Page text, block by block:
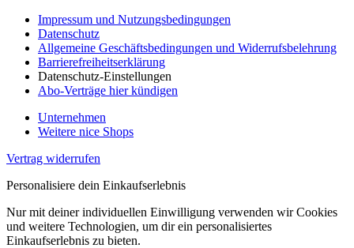
Impressum und Nutzungsbedingungen
Datenschutz
Allgemeine Geschäftsbedingungen und Widerrufsbelehrung
Barrierefreiheitserklärung
Datenschutz-Einstellungen
Abo-Verträge hier kündigen
Unternehmen
Weitere nice Shops
Vertrag widerrufen
Personalisiere dein Einkaufserlebnis
Nur mit deiner individuellen Einwilligung verwenden wir Cookies
und weitere Technologien, um dir ein personalisiertes
Einkaufserlebnis zu bieten.